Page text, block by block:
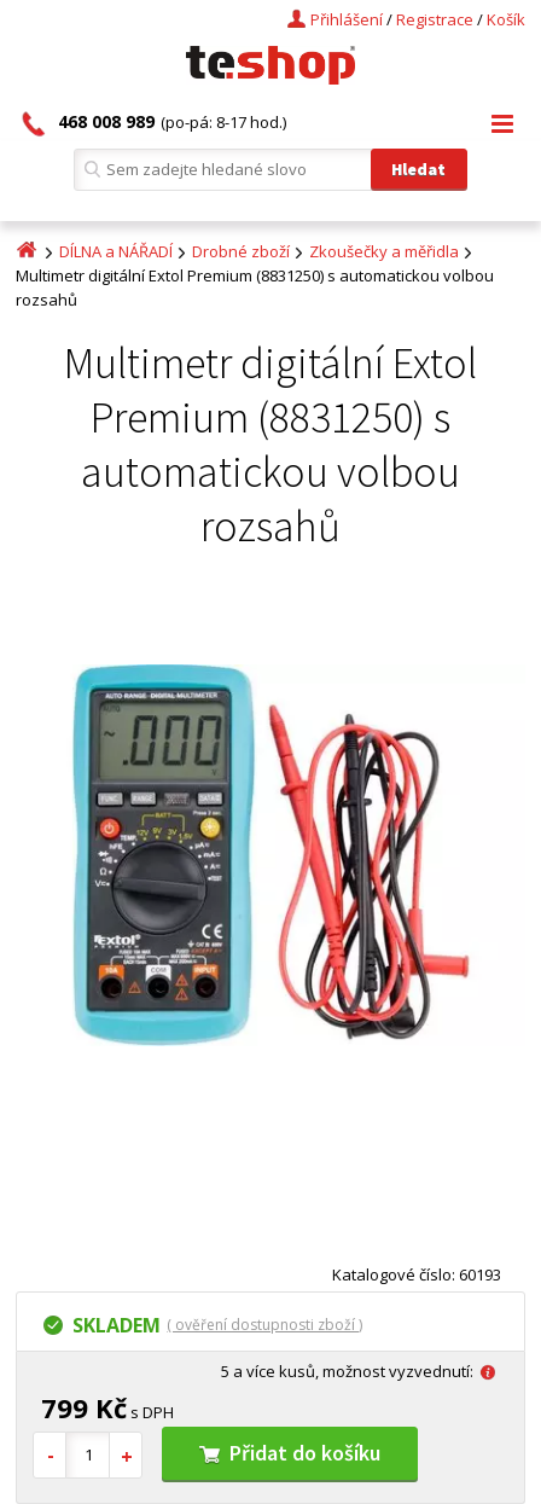
Košík
/
Registrace
/
Přihlášení
468 008 989 (po-pá: 8-17 hod.)
DÍLNA a NÁŘADÍ Drobné zboží
Zkoušečky a měřidla
Multimetr digitální Extol Premium (8831250) s automatickou volbou
rozsahů
Multimetr digitální Extol
Premium (8831250) s
automatickou volbou
rozsahů
Katalogové číslo: 60193
SKLADEM ( ověření dostupnosti zboží )
5 a více kusů, možnost vyzvednutí:
799 Kč s DPH
Přidat do košíku